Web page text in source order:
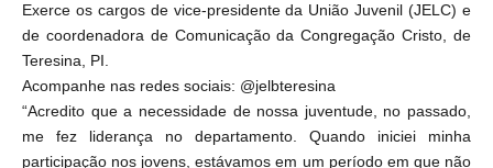
Exerce os cargos de vice-presidente da União Juvenil (JELC) e
de coordenadora de Comunicação da Congregação Cristo, de
Teresina, PI.
Acompanhe nas redes sociais: @jelbteresina
“Acredito que a necessidade de nossa juventude, no passado,
me fez liderança no departamento. Quando iniciei minha
participação nos jovens, estávamos em um período em que não